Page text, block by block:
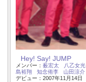
Hey! Say! JUMP
メンバー： 薮宏太 八乙女光
島裕翔
知念侑李
山田涼介
デビュー：2007年11月14日